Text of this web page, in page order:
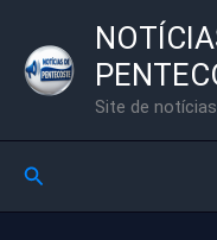
para
Site de notícias
Pesquisar